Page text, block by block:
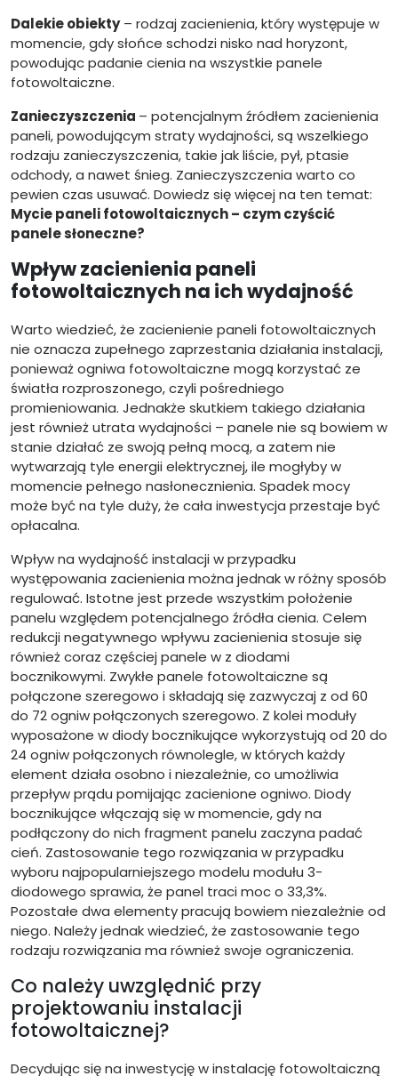
Dalekie obiekty– rodzaj zacienienia, który występuje w
momencie, gdy słońce schodzi nisko nad horyzont,
powodując padanie cienia na wszystkie panele
fotowoltaiczne.
Zanieczyszczenia – potencjalnym źródłem zacienienia
paneli, powodującym straty wydajności, są wszelkiego
rodzaju zanieczyszczenia, takie jak liście, pył, ptasie
odchody, a nawet śnieg. Zanieczyszczenia warto co
pewien czas usuwać. Dowiedz się więcej na ten temat:
Mycie paneli fotowoltaicznych – czym czyścić
panele słoneczne?
Wpływ zacienienia paneli
fotowoltaicznych na ich wydajność
Warto wiedzieć, że zacienienie paneli fotowoltaicznych
nie oznacza zupełnego zaprzestania działania instalacji,
ponieważ ogniwa fotowoltaiczne mogą korzystać ze
światła rozproszonego, czyli pośredniego
promieniowania. Jednakże skutkiem takiego działania
jest również utrata wydajności – panele nie są bowiem w
stanie działać ze swoją pełną mocą, a zatem nie
wytwarzają tyle energii elektrycznej, ile mogłyby w
momencie pełnego nasłonecznienia. Spadek mocy
może być na tyle duży, że cała inwestycja przestaje być
opłacalna.
Wpływ na wydajność instalacji w przypadku
występowania zacienienia można jednak w różny sposób
regulować. Istotne jest przede wszystkim położenie
panelu względem potencjalnego źródła cienia. Celem
redukcji negatywnego wpływu zacienienia stosuje się
również coraz częściej panele w z diodami
bocznikowymi. Zwykłe panele fotowoltaiczne są
połączone szeregowo i składają się zazwyczaj z od 60
do 72 ogniw połączonych szeregowo. Z kolei moduły
wyposażone w diody bocznikujące wykorzystują od 20 do
24 ogniw połączonych równolegle, w których każdy
element działa osobno i niezależnie, co umożliwia
przepływ prądu pomijając zacienione ogniwo. Diody
bocznikujące włączają się w momencie, gdy na
podłączony do nich fragment panelu zaczyna padać
cień. Zastosowanie tego rozwiązania w przypadku
wyboru najpopularniejszego modelu modułu 3-
diodowego sprawia, że panel traci moc o 33,3%.
Pozostałe dwa elementy pracują bowiem niezależnie od
niego. Należy jednak wiedzieć, że zastosowanie tego
rodzaju rozwiązania ma również swoje ograniczenia.
Co należy uwzględnić przy
projektowaniu instalacji
fotowoltaicznej?
Decydując się na inwestycję w instalację fotowoltaiczną